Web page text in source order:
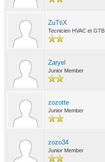
ZuTtiX
Tecnicien HVAC et GTB
Zaryel
Junior Member
zozotte
Junior Member
zozo34
Junior Member